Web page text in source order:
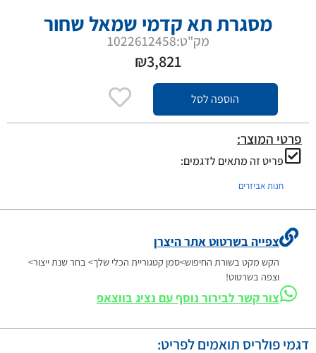
מסגרת תא קדמי שמאל שחור
מק"ט:1022612458
₪3,821
הוספה לסל
פרטי המוצר:
פריט זה מתאים לדגמים:
חנות אביזרים
צפייה בשרטוט אתר היצרן
הקש מקט בשורת החיפוש>סמן קטגוריית הכלי שלך> בחר שנת ייצור>
וצפה בשרטוט!
צור קשר לבירור נוסף עם נציג בווצאפ
דגמי פולריס תואמים לפריט: